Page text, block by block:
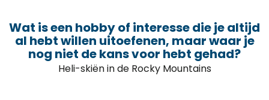
Wat is een hobby of interesse die je altijd
al hebt willen uitoefenen, maar waar je
nog niet de kans voor hebt gehad?
Heli-skiën in de Rocky Mountains